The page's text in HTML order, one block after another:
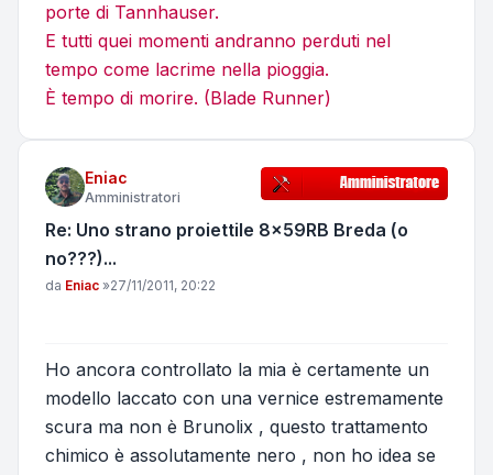
porte di Tannhauser.
E tutti quei momenti andranno perduti nel
tempo come lacrime nella pioggia.
È tempo di morire. (Blade Runner)
Eniac
Amministratori
Re: Uno strano proiettile 8x59RB Breda (o
no???)...
Messaggio
da Eniac »27/11/2011, 20:22
Ho ancora controllato la mia è certamente un
modello laccato con una vernice estremamente
scura ma non è Brunolix , questo trattamento
chimico è assolutamente nero , non ho idea se